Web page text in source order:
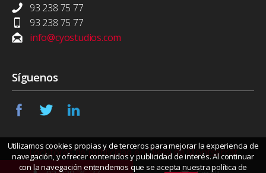
93 238 75 77
93 238 75 77
info@cyostudios.com
Síguenos
Locutores de publicidad en Olesa de Montserrat
Utilizamos cookies propias y de terceros para mejorar la experiencia de
navegación, y ofrecer contenidos y publicidad de interés. Al continuar
con la navegación entendemos que se acepta nuestra política de